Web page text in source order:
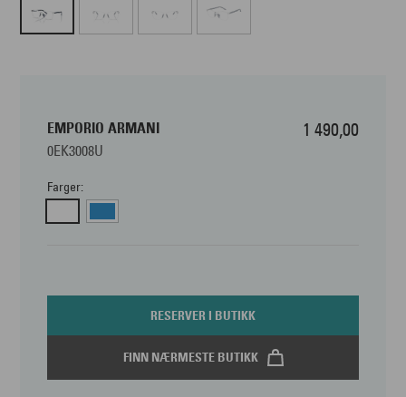
EMPORIO ARMANI
0EK3008U
1 490,00
Farger:
RESERVER I BUTIKK
FINN NÆRMESTE BUTIKK